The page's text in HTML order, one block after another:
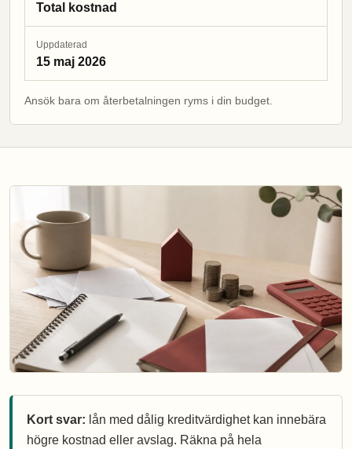
Total kostnad
Uppdaterad
15 maj 2026
Ansök bara om återbetalningen ryms i din budget.
Kort svar: lån med dålig kreditvärdighet kan innebära
högre kostnad eller avslag. Räkna på hela